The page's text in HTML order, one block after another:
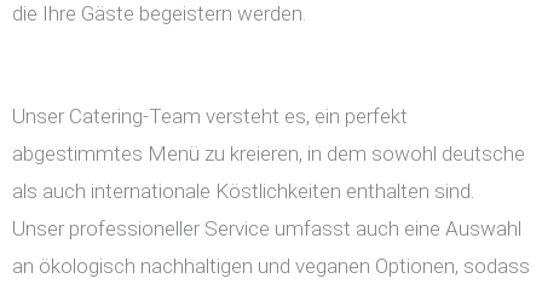
die Ihre Gäste begeistern werden.
Unser Catering-Team versteht es, ein perfekt
abgestimmtes Menü zu kreieren, in dem sowohl deutsche
als auch internationale Köstlichkeiten enthalten sind.
Unser professioneller Service umfasst auch eine Auswahl
an ökologisch nachhaltigen und veganen Optionen, sodass